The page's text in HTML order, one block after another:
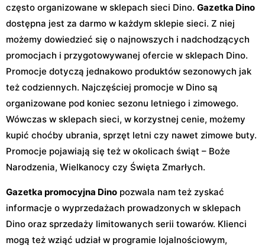
często organizowane w sklepach sieci Dino. Gazetka Dino
dostępna jest za darmo w każdym sklepie sieci. Z niej
możemy dowiedzieć się o najnowszych i nadchodzących
promocjach i przygotowywanej ofercie w sklepach Dino.
Promocje dotyczą jednakowo produktów sezonowych jak
też codziennych. Najczęściej promocje w Dino są
organizowane pod koniec sezonu letniego i zimowego.
Wówczas w sklepach sieci, w korzystnej cenie, możemy
kupić choćby ubrania, sprzęt letni czy nawet zimowe buty.
Promocje pojawiają się też w okolicach świąt – Boże
Narodzenia, Wielkanocy czy Święta Zmarłych.
Gazetka promocyjna Dino pozwala nam też zyskać
informacje o wyprzedażach prowadzonych w sklepach
Dino oraz sprzedaży limitowanych serii towarów. Klienci
mogą też wziąć udział w programie lojalnościowym,